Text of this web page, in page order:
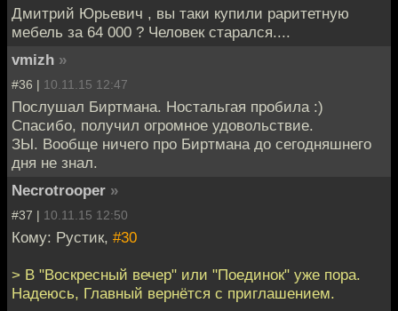
Дмитрий Юрьевич , вы таки купили раритетную
мебель за 64 000 ? Человек старался....
vmizh »
#36 | 10.11.15 12:47
Послушал Биртмана. Ностальгая пробила :)
Спасибо, получил огромное удовольствие.
ЗЫ. Вообще ничего про Биртмана до сегодняшнего
дня не знал.
Necrotrooper »
#37 | 10.11.15 12:50
Кому: Рустик, #30
> В "Воскресный вечер" или "Поединок" уже пора.
Надеюсь, Главный вернётся с приглашением.